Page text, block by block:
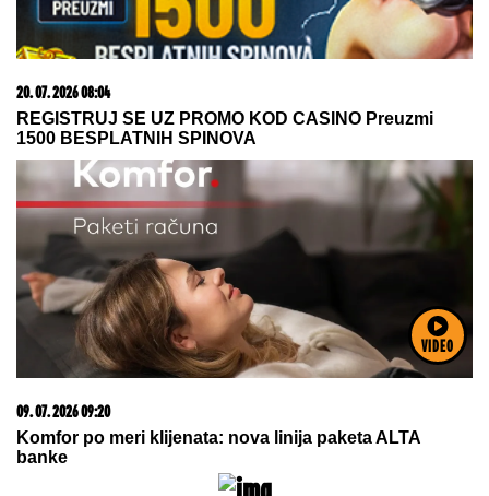
VIDEO
20. 07. 2026 08:04
REGISTRUJ SE UZ PROMO KOD CASINO Preuzmi
1500 BESPLATNIH SPINOVA
09. 07. 2026 09:20
Komfor po meri klijenata: nova linija paketa ALTA
banke